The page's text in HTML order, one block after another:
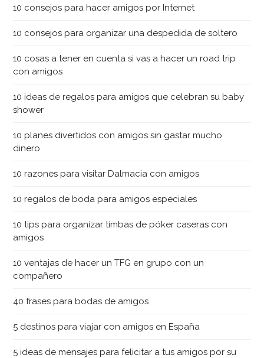
10 consejos para hacer amigos por Internet
10 consejos para organizar una despedida de soltero
10 cosas a tener en cuenta si vas a hacer un road trip
con amigos
10 ideas de regalos para amigos que celebran su baby
shower
10 planes divertidos con amigos sin gastar mucho
dinero
10 razones para visitar Dalmacia con amigos
10 regalos de boda para amigos especiales
10 tips para organizar timbas de póker caseras con
amigos
10 ventajas de hacer un TFG en grupo con un
compañero
40 frases para bodas de amigos
5 destinos para viajar con amigos en España
5 ideas de mensajes para felicitar a tus amigos por su